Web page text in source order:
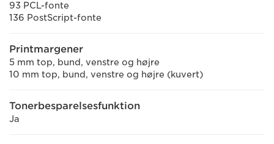
93 PCL-fonte
136 PostScript-fonte
Printmargener
5 mm top, bund, venstre og højre
10 mm top, bund, venstre og højre (kuvert)
Tonerbesparelsesfunktion
Ja